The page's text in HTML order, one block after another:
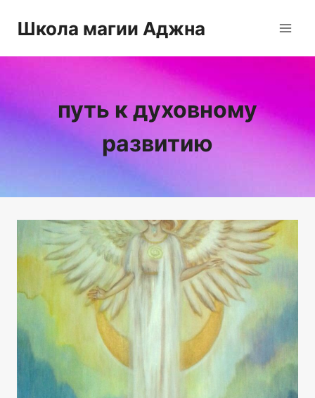
Школа магии Аджна
путь к духовному
развитию